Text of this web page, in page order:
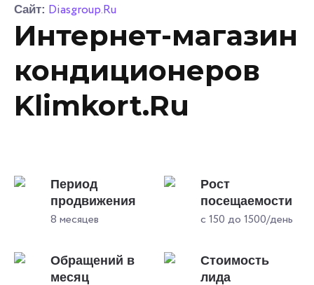
Сайт: Diasgroup.Ru
Интернет-магазин
кондиционеров
Klimkort.Ru
Период
продвижения
8 месяцев
Рост
посещаемости
с 150 до 1500/день
Обращений в
месяц
Стоимость
лида